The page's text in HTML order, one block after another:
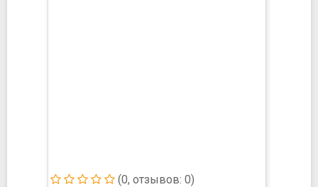
(0, отзывов: 0)